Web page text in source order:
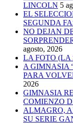
LINCOLN 5
EL
SEGUNDA
NO DEJAN
agosto, 2026
LA FOTO (LA
A GIMNASIA
PARA
2026
GIMNASIA
COMIENZO
ALMAGRO,
SU SERIE